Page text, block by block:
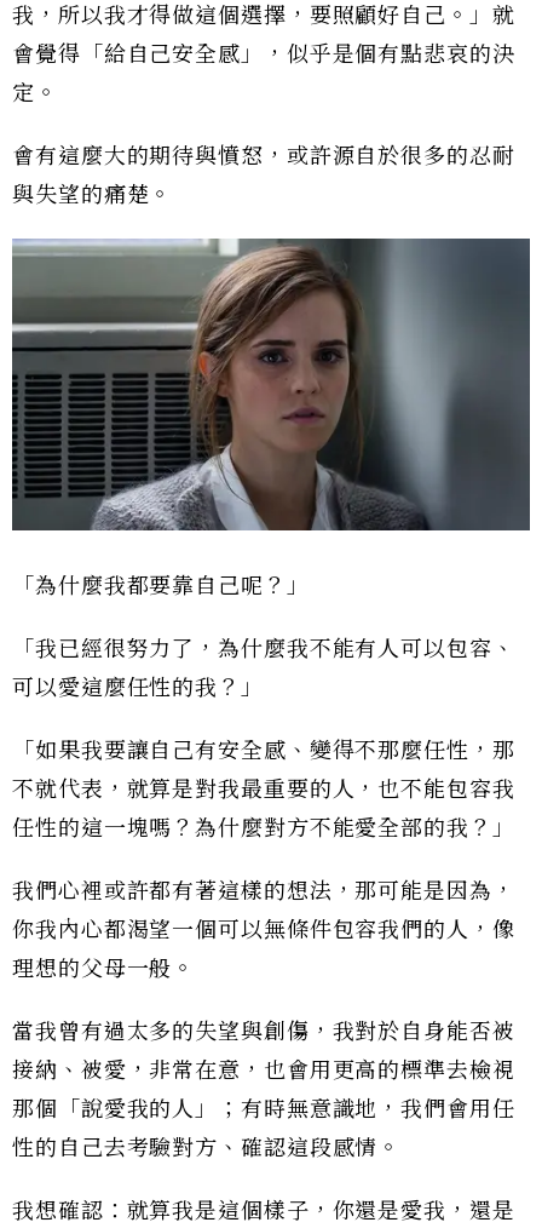
我，所以我才得做這個選擇，要照顧好自己。」就
會覺得「給自己安全感」，似乎是個有點悲哀的決
定。
會有這麼大的期待與憤怒，或許源自於很多的忍耐
與失望的痛楚。
「為什麼我都要靠自己呢？」
「我已經很努力了，為什麼我不能有人可以包容、
可以愛這麼任性的我？」
「如果我要讓自己有安全感、變得不那麼任性，那
不就代表，就算是對我最重要的人，也不能包容我
任性的這一塊嗎？為什麼對方不能愛全部的我？」
我們心裡或許都有著這樣的想法，那可能是因為，
你我內心都渴望一個可以無條件包容我們的人，像
理想的父母一般。
當我曾有過太多的失望與創傷，我對於自身能否被
接納、被愛，非常在意，也會用更高的標準去檢視
那個「說愛我的人」；有時無意識地，我們會用任
性的自己去考驗對方、確認這段感情。
我想確認：就算我是這個樣子，你還是愛我，還是